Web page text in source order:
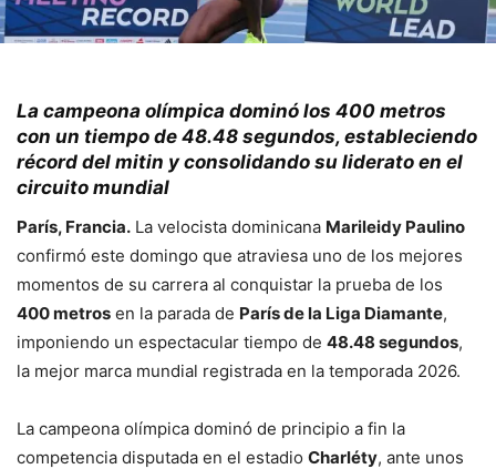
La campeona olímpica dominó los 400 metros
con un tiempo de 48.48 segundos, estableciendo
récord del mitin y consolidando su liderato en el
circuito mundial
París, Francia. La velocista dominicana Marileidy Paulino
confirmó este domingo que atraviesa uno de los mejores
momentos de su carrera al conquistar la prueba de los
400 metros en la parada de París de la Liga Diamante,
imponiendo un espectacular tiempo de 48.48 segundos,
la mejor marca mundial registrada en la temporada 2026.
La campeona olímpica dominó de principio a fin la
competencia disputada en el estadio Charléty, ante unos